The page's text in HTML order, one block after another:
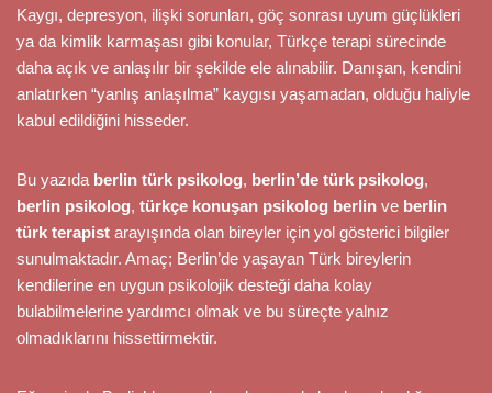
Kaygı, depresyon, ilişki sorunları, göç sonrası uyum güçlükleri
ya da kimlik karmaşası gibi konular, Türkçe terapi sürecinde
daha açık ve anlaşılır bir şekilde ele alınabilir. Danışan, kendini
anlatırken “yanlış anlaşılma” kaygısı yaşamadan, olduğu haliyle
kabul edildiğini hisseder.
Bu yazıda berlin türk psikolog, berlin’de türk psikolog,
berlin psikolog, türkçe konuşan psikolog berlin ve berlin
türk terapist arayışında olan bireyler için yol gösterici bilgiler
sunulmaktadır. Amaç; Berlin’de yaşayan Türk bireylerin
kendilerine en uygun psikolojik desteği daha kolay
bulabilmelerine yardımcı olmak ve bu süreçte yalnız
olmadıklarını hissettirmektir.